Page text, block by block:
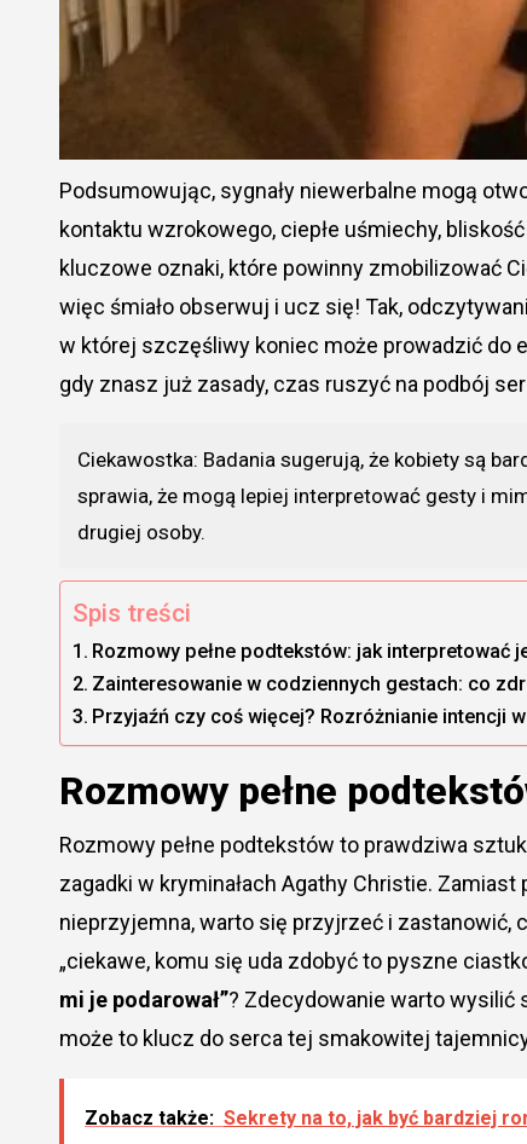
Podsumowując, sygnały niewerbalne mogą
kontaktu wzrokowego, ciepłe uśmiechy,
kluczowe oznaki, które powinny zmobilizować
więc śmiało obserwuj i ucz się! Tak,
w której szczęśliwy koniec może prowadzić do
gdy znasz już zasady, czas ruszyć na podbój
Ciekawostka: Badania sugerują, że kobiety są
sprawia, że mogą lepiej interpretować gesty i
drugiej osoby.
Spis treści
Rozmowy pełne podtekstów: jak interpretować
Zainteresowanie w codziennych gestach: co
Przyjaźń czy coś więcej? Rozróżnianie intencji
Rozmowy pełne
Rozmowy pełne podtekstów to prawdziwa
zagadki w kryminałach Agathy Christie.
nieprzyjemna, warto się przyjrzeć i zastanowić,
„ciekawe, komu się uda zdobyć to pyszne
mi je podarował”? Zdecydowanie warto wysilić
może to klucz do serca tej smakowitej
Zobacz także: Sekrety na to, jak być bardziej